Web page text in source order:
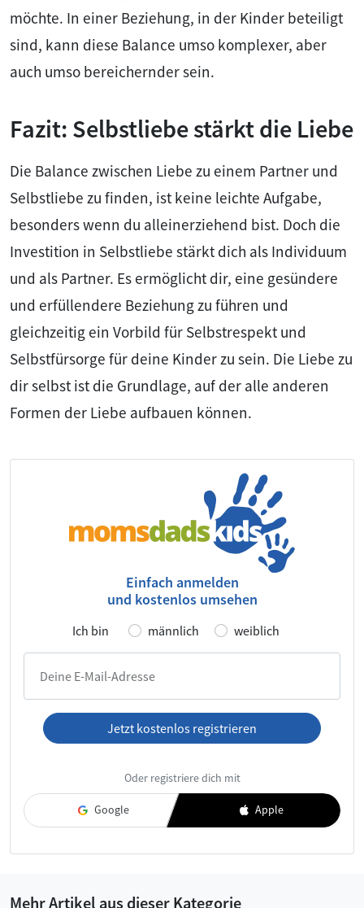
möchte. In einer Beziehung, in der Kinder beteiligt
sind, kann diese Balance umso komplexer, aber
auch umso bereichernder sein.
Fazit: Selbstliebe stärkt die Liebe
Die Balance zwischen Liebe zu einem Partner und
Selbstliebe zu finden, ist keine leichte Aufgabe,
besonders wenn du alleinerziehend bist. Doch die
Investition in Selbstliebe stärkt dich als Individuum
und als Partner. Es ermöglicht dir, eine gesündere
und erfüllendere Beziehung zu führen und
gleichzeitig ein Vorbild für Selbstrespekt und
Selbstfürsorge für deine Kinder zu sein. Die Liebe zu
dir selbst ist die Grundlage, auf der alle anderen
Formen der Liebe aufbauen können.
Einfach anmelden
und kostenlos umsehen
Ich bin männlich weiblich
Deine E-Mail-Adresse
Jetzt kostenlos registrieren
Oder registriere dich mit
Google Apple
Mehr Artikel aus dieser Kategorie